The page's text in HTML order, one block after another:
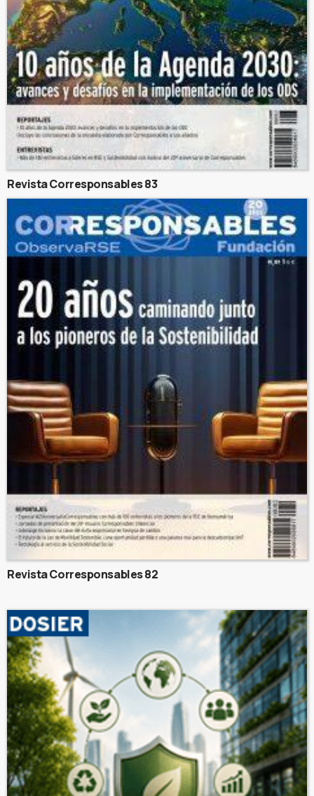
Revista Corresponsables 83
Revista Corresponsables 82